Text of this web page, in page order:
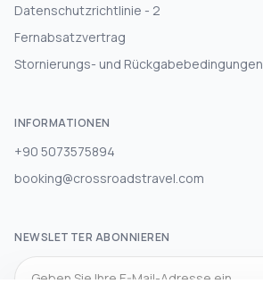
Datenschutzrichtlinie - 2
Fernabsatzvertrag
Stornierungs- und Rückgabebedingungen
INFORMATIONEN
+90 5073575894
booking@crossroadstravel.com
NEWSLETTER ABONNIEREN